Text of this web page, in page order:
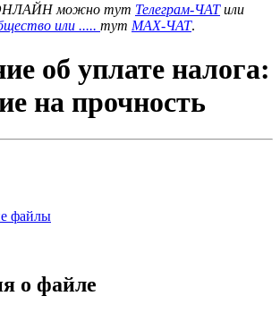
можно тут Телеграм-ЧАТили
или ..... тут MAX-ЧАТ.
об уплате налога:
на прочность
файлы
о файле